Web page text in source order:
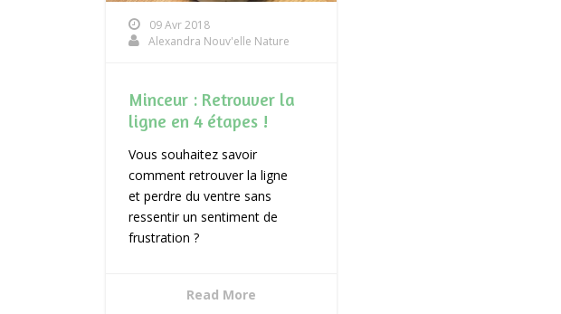
09 Avr 2018
Alexandra Nouv'elle Nature
Minceur : Retrouver la
ligne en 4 étapes !
Vous souhaitez savoir
comment retrouver la ligne
et perdre du ventre sans
ressentir un sentiment de
frustration ?
Read More